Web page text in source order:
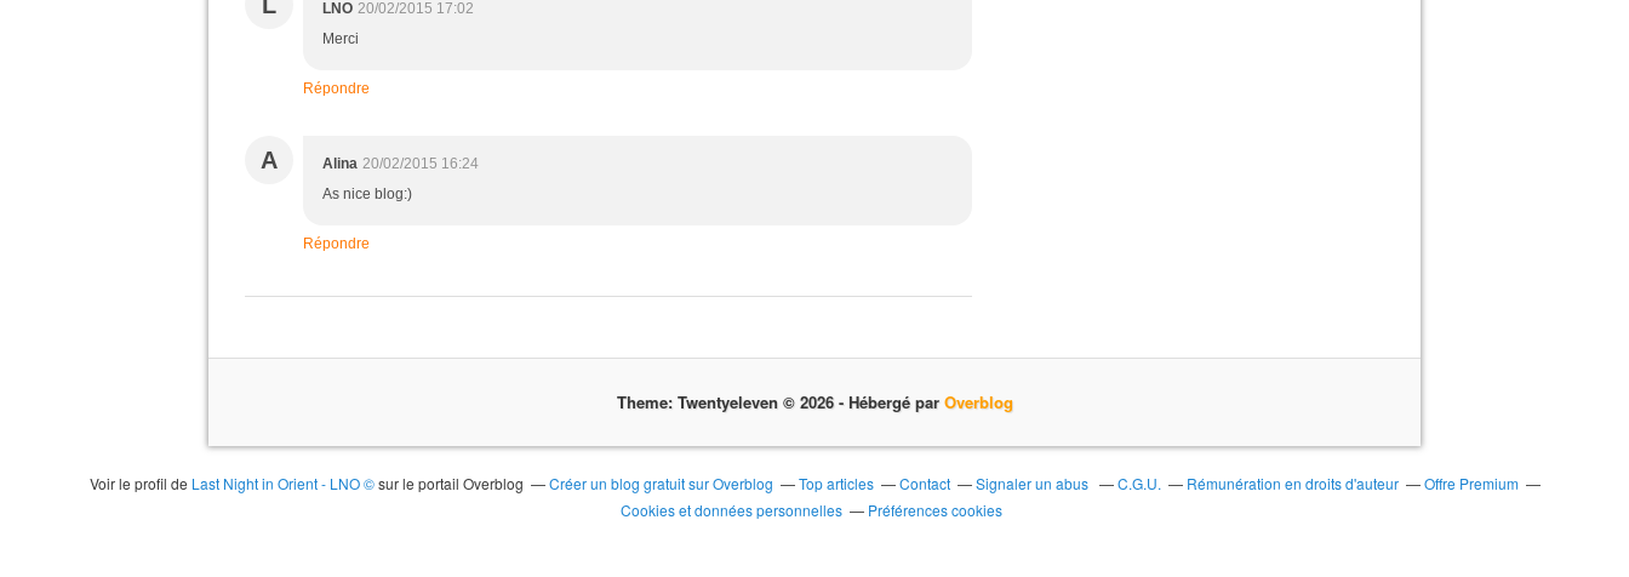
v
t
i
n
t
LNO 20/02/2015 17:02
Merci
Répondre
A Alina 20/02/2015 16:24
As nice blog:)
Répondre
Theme: Twentyeleven © 2026 - Hébergé par Overblog
Voir le profil de Last Night in Orient - LNO ©sur le portail Overblog Créer un blog gratuit sur Overblog Top articles Contact Signaler un abus C.G.U. Rémunération en droits d'auteur
Offre Premium
Cookies et données personnelles
Préférences cookies